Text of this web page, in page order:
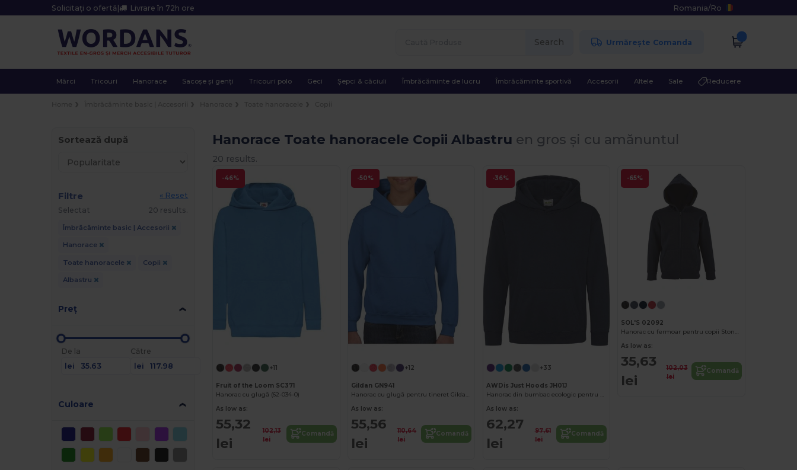
Solicitați o ofertă | Livrare în 72h ore Romania/Ro
Search Urmărește Comanda
Mărci Tricouri Hanorace Sacoșe și genți Tricouri polo Geci Șepci & căciuli Îmbrăcăminte de lucru Îmbrăcăminte sportivă Accesorii Altele Sale Reducere
Sortează după
Filtre
« Reset
Selectat
20 results.
Îmbrăcăminte basic | Accesorii
Hanorace
Toate hanoracele Copii
Albastru
Preț
De la
lei
Către
lei
Culoare
Hanorace Toate hanoracele Copii Albastru en gros și cu amănuntul
20 results.
-46%
+11
Fruit of the Loom SC371
Hanorac cu glugă (62-034-0)
As low as:
55,32
lei
102,13
lei
Comandă
-50%
+12
Gildan GN941
Hanorac cu glugă pentru tineret Gildan Heavy Blend GN941
As low as:
55,56
lei
110,64
lei
Comandă
-36%
+33
AWDis Just Hoods JH01J
Hanorac din bumbac ecologic pentru copii cu buzunar tip marsupiu
As low as:
62,27
lei
97,61
lei
Comandă
-65%
SOL'S 02092
Hanorac cu fermoar pentru copii Stone Kids
As low as:
35,63
lei
102,03
lei
Comandă